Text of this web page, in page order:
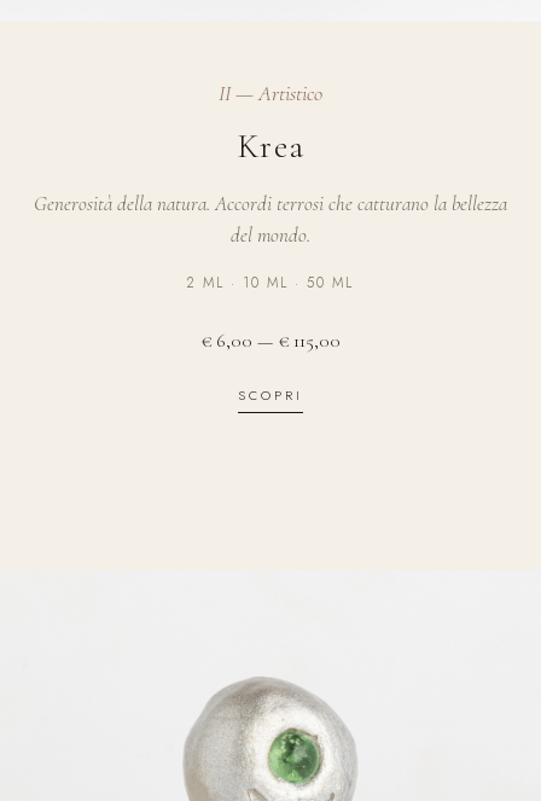
II — Artistico
Krea
Generosità della natura. Accordi terrosi che catturano la bellezza
del mondo.
2 ML · 10 ML · 50 ML
€ 6,00 — € 115,00
SCOPRI